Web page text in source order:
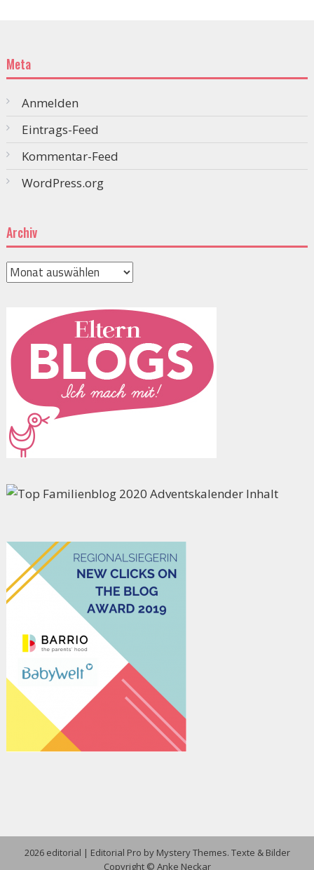
Meta
Anmelden
Eintrags-Feed
Kommentar-Feed
WordPress.org
Archiv
Archiv
2026 editorial | Editorial Pro by Mystery Themes. Texte & Bilder
Copyright © Anke Neckar